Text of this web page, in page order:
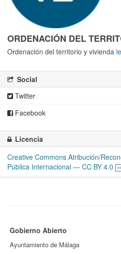
ORDENACIÓN DEL
Ordenación del territorio y vivienda
Social
Twitter
Facebook
Licencia
Creative Commons Atribución/
Pública Internacional — CC BY 4.0
Gobierno Abierto
Ayuntamiento de Málaga